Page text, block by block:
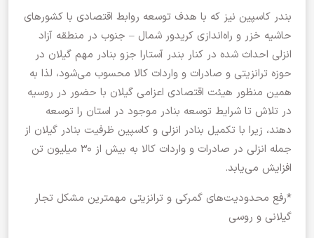
بندر کاسپین نیز که با هدف توسعه روابط اقتصادی با کشورهای
حاشیه خزر و راه‌اندازی کریدور شمال – جنوب در منطقه آزاد
انزلی احداث شده در کنار بندر آستارا جزو بنادر مهم گیلان در
حوزه ترانزیتی و صادرات و واردات کالا محسوب می‌شود، لذا به
همین منظور هیئت اقتصادی اعزامی گیلان با حضور در روسیه
در تلاش تا شرایط توسعه بنادر موجود در استان را توسعه
دهند، زیرا با تکمیل بنادر انزلی و کاسپین ظرفیت بنادر گیلان از
جمله انزلی در صادرات و‌ واردات کالا به بیش از ۳۰ میلیون تن
افزایش می‌یابد.
*رفع محدودیت‌های گمرکی و ترانزیتی مهمترین مشکل تجار
گیلانی و روسی